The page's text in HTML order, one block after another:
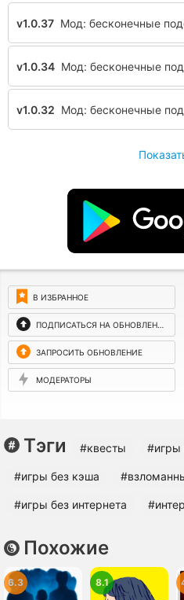
v1.0.37 Мод: бесконечные
v1.0.34 Мод: бесконечные
v1.0.32 Мод: бесконечные
В ИЗБРАННОЕ
ПОДПИСАТЬСЯ НА ОБНОВЛЕНИЯ
ЗАПРОСИТЬ ОБНОВЛЕНИЕ
МОДЕРАТОРЫ
Тэги #квесты #игры
#игры без кэша
#игры без интернета
Похожие
6.3 8.1